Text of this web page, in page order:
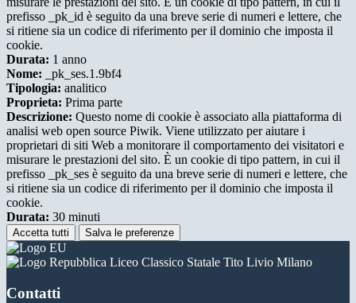
prefisso _pk_id è seguito da una breve serie di numeri e lettere, che
si ritiene sia un codice di riferimento per il dominio che imposta il
cookie.
Durata: 1 anno
Nome: _pk_ses.1.9bf4
Tipologia: analitico
Proprieta: Prima parte
Descrizione: Questo nome di cookie è associato alla piattaforma di
analisi web open source Piwik. Viene utilizzato per aiutare i
proprietari di siti Web a monitorare il comportamento dei visitatori e
misurare le prestazioni del sito. È un cookie di tipo pattern, in cui il
prefisso _pk_ses è seguito da una breve serie di numeri e lettere, che
si ritiene sia un codice di riferimento per il dominio che imposta il
cookie.
Durata: 30 minuti
Accetta tutti Salva le preferenze
Liceo Classico Statale Tito Livio Milano
Contatti